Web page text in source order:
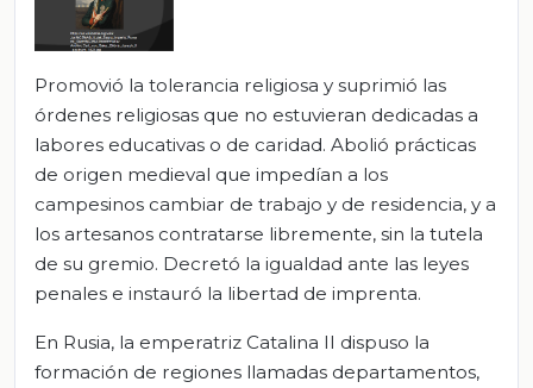
Promovió la tolerancia religiosa y suprimió las
órdenes religiosas que no estuvieran dedicadas a
labores educativas o de caridad. Abolió prácticas
de origen medieval que impedían a los
campesinos cambiar de trabajo y de residencia, y a
los artesanos contratarse libremente, sin la tutela
de su gremio. Decretó la igualdad ante las leyes
penales e instauró la libertad de imprenta.
En Rusia, la emperatriz Catalina II dispuso la
formación de regiones llamadas departamentos,